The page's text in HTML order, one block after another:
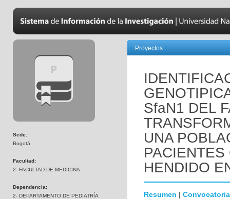
Sede:
Bogotá
Facultad:
2- FACULTAD DE MEDICINA
Dependencia:
2- DEPARTAMENTO DE PEDIATRÍA
Proyectos
SfaN1 DEL
UNA
HENDIDO
Resumen | Convocatoria